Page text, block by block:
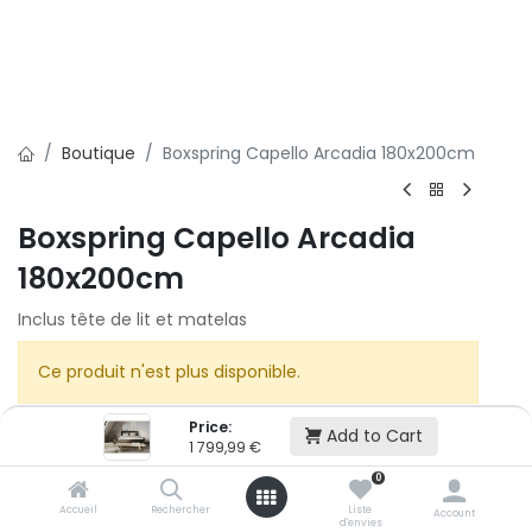
Price:
1 799,99 € Add to Cart
Accueil Rechercher
0
Liste
d'envies
Account
Boutique Boxspring Capello Arcadia 180x200cm
Boxspring Capello Arcadia
180x200cm
Inclus tête de lit et matelas
Ce produit n'est plus disponible.
Cet article n'est plus disponible.